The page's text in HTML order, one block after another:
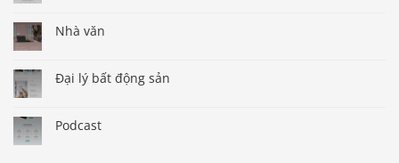
Nhà văn
Đại lý bất động sản
Podcast